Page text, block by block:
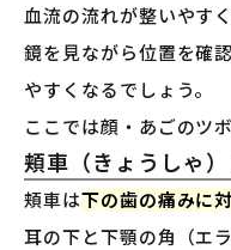
血流の流れが整いやす
鏡を見ながら位置を確
やすくなるでしょう。
ここでは顔・あごのツ
頬車（きょうしゃ
頬車は下の歯の痛みに
耳の下と下顎の角（エ